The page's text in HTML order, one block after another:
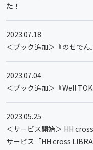
た！
2023.07.18
＜ブック追加＞『のせで
2023.07.04
＜ブック追加＞『Well
2023.05.25
＜サービス開始＞ HH
サービス「HH cross